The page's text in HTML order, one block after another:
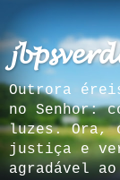
Outrora
no Senhor:
luzes. Ora,
justiça e
agradável